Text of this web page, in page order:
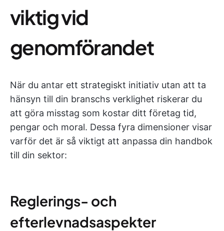
viktig vid
genomförandet
När du antar ett strategiskt initiativ utan att ta
hänsyn till din branschs verklighet riskerar du
att göra misstag som kostar ditt företag tid,
pengar och moral. Dessa fyra dimensioner visar
varför det är så viktigt att anpassa din handbok
till din sektor:
Reglerings- och
efterlevnadsaspekter